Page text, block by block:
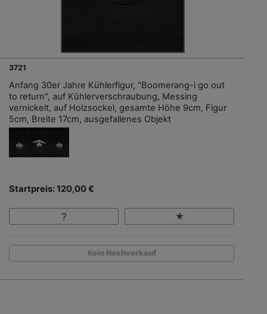
3721
Anfang 30er Jahre Kühlerfigur, "Boomerang-i go out
to return", auf Kühlerverschraubung, Messing
vernickelt, auf Holzsockel, gesamte Höhe 9cm, Figur
5cm, Breite 17cm, ausgefallenes Objekt
Startpreis: 120,00 €
Kein Nachverkauf